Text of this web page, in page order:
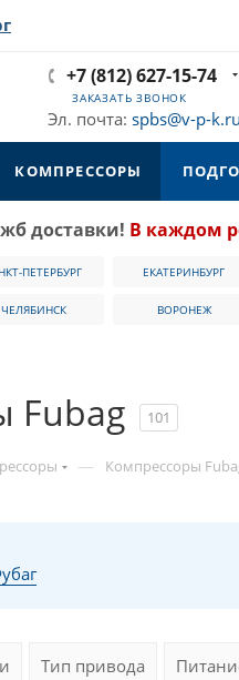
+7 (812) 627-15-74
ЗАКАЗАТЬ ЗВОНОК
Эл. почта: spbs@v-p-k.ru
КОМПРЕССОРЫ
доставки! В каждом
ПЕТЕРБУРГ ЕКАТЕРИНБУРГ
ЧЕЛЯБИНСК ВОРОНЕЖ
Fubag 101
— Компрессоры
Тип привода